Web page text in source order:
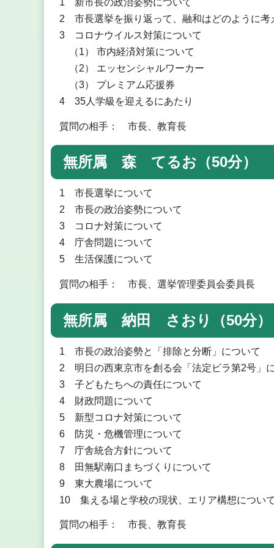
1 新市長の政治姿勢について
2 市長選挙を振り返って、融和はどのように考
3 コロナウイルス対策について
（1） 市内経済対策について
（2） エッセンシャルワーカー
（3） プレミアム応援券
4 35人学級を迎えるにあたり
質問の相手： 市長、教育長
無所属 森 てるお（50分）
1 市長選挙について
2 市長の政治姿勢について
3 コロナ対策について
4 庁舎問題について
5 生活保護について
質問の相手： 市長、選挙管理委員会委員長
無所属 納田 さおり（50分）
1 市長の政治姿勢と「排除と分断」について
2 明日の西東京市を創る会「法定ビラ第2号」
3 子どもたちへの責任について
4 財政問題について
5 新型コロナ対策について
6 防災・危機管理について
7 庁舎統合方針について
8 田無駅南口まちづくりについて
9 東大農場について
10 集える場と学校の現状、エリア構想について
質問の相手： 市長、教育長